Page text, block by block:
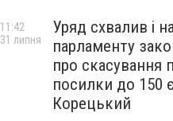
Уряд схвалив і
парламенту
про скасування
посилки до 150
Корецький
11:42
31 липня